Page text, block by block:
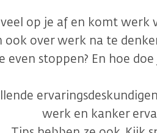
op je af en komt werk
ook over werk na te
stoppen? En hoe
werk en kanker